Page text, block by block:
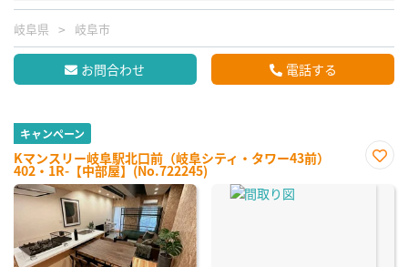
岐阜県 岐阜市
お問合わせ 電話する
キャンペーン
Kマンスリー岐阜駅北口前（岐阜シティ・タワー43前）
402・1R-【中部屋】(No.722245)
に入